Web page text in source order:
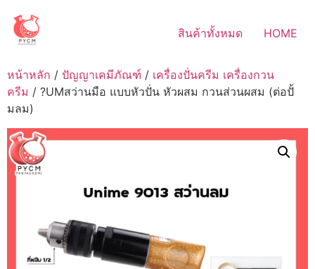
content
สินค้าทั้งหมด HOME
หน้าหลัก / ปัญญาเคมีภัณฑ์ / เครื่องปั่นครีม เครื่องกวน
ครีม / ?UMสว่านมือ แบบหัวปั่น หัวผสม กวนส่วนผสม (ต่อปั้
มลม)